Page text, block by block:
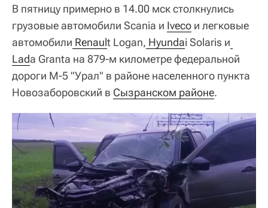
В пятницу примерно в 14.00 мск столкнулись
грузовые автомобили Scania и Iveco и легковые
автомобили Renault Logan, Hyundai Solaris и
Lada Granta на 879-м километре федеральной
дороги М-5 "Урал" в районе населенного пункта
Новозаборовский в Сызранском районе.